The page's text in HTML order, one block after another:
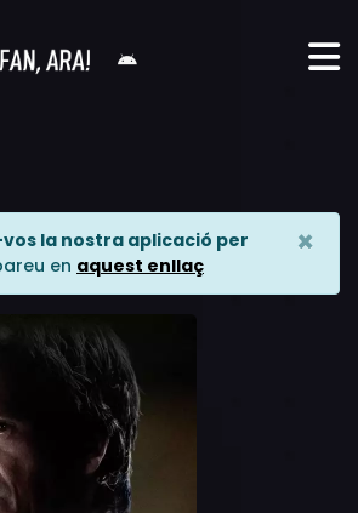
la nostra aplicació per
en aquest enllaç
×